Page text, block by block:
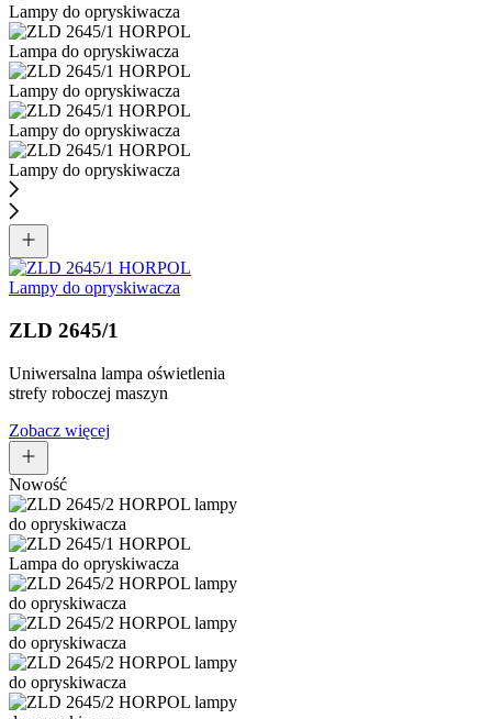
ZLD 2645/1
Uniwersalna lampa oświetlenia
strefy roboczej maszyn
Zobacz więcej
Nowość